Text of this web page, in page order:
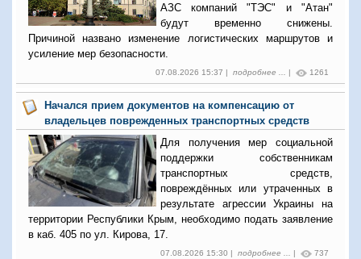
АЗС компаний "ТЭС" и "Атан"
будут временно снижены.
Причиной названо изменение логистических маршрутов и
усиление мер безопасности.
07.08.2026 15:37 | подробнее ... | 1261
Начался прием документов на компенсацию от
владельцев поврежденных транспортных средств
Для получения мер социальной
поддержки собственникам
транспортных средств,
повреждённых или утраченных в
результате агрессии Украины на
территории Республики Крым, необходимо подать заявление
в каб. 405 по ул. Кирова, 17.
07.08.2026 15:30 | подробнее ... | 737